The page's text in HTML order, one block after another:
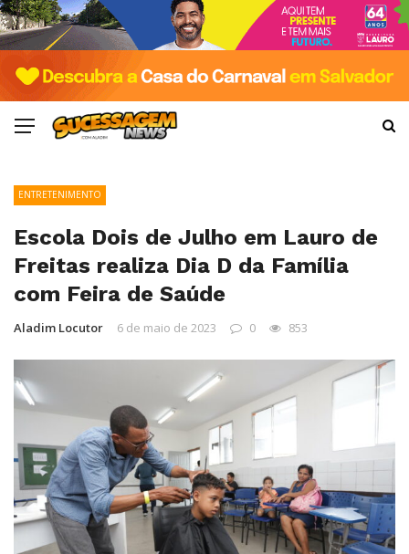
ENTRETENIMENTO
Escola Dois de Julho em Lauro de
Freitas realiza Dia D da Família
com Feira de Saúde
Aladim Locutor 6 de maio de 2023 0 853